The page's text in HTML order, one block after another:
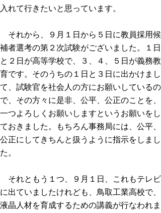
入れて行きたいと思っています。
それから、９月１日から５日に教員採用候
補者選考の第２次試験がございました。１日
と２日が高等学校で、３、４、５日が義務教
育です。そのうちの１日と３日に出かけまし
て、試験官を社会人の方にお願いしているの
で、その方々に是非、公平、公正のことを、
一つよろしくお願いしますというお願いをし
ておきました。もちろん事務局には、公平、
公正にしてきちんと扱うように指示をしまし
た。
それともう１つ、９月１日、これもテレビ
に出ていましたけれども、鳥取工業高校で、
液晶人材を育成するための講義が行なわれま